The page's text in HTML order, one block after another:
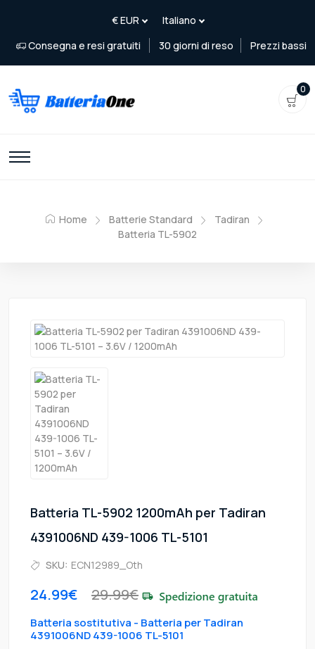
Consegna e resi gratuiti 30 giorni di reso Prezzi bassi
0
Home Batterie Standard
Tadiran
Batteria TL-5902
Batteria TL-5902 1200mAh per Tadiran
4391006ND 439-1006 TL-5101
SKU: ECN12989_Oth
24.99€ 29.99€
Batteria sostitutiva - Batteria per Tadiran
4391006ND 439-1006 TL-5101